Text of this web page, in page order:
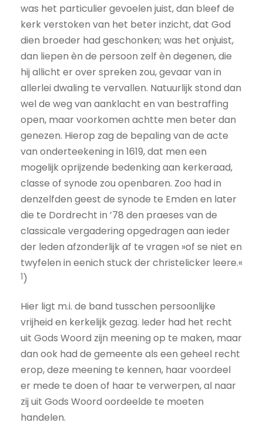
was het particulier gevoelen juist, dan bleef de
kerk verstoken van het beter inzicht, dat God
dien broeder had geschonken; was het onjuist,
dan liepen èn de persoon zelf èn degenen, die
hij allicht er over spreken zou, gevaar van in
allerlei dwaling te vervallen. Natuurlijk stond dan
wel de weg van aanklacht en van bestraf­fing
open, maar voorkomen achtte men beter dan
genezen. Hierop zag de bepaling van de acte
van onderteekening in 1619, dat men een
mogelijk oprijzende bedenking aan kerkeraad,
classe of synode zou openbaren. Zoo had in
denzelfden geest de synode te Emden en later
die te Dordrecht in ’78 den praeses van de
classicale vergadering opgedragen aan ieder
der leden afzonderlijk af te vragen »of se niet en
twyfelen in eenich stuck der christelicker leere.«
1)
Hier ligt m.i. de band tusschen persoonlijke
vrijheid en kerkelijk gezag. Ieder had het recht
uit Gods Woord zijn meening op te maken, maar
dan ook had de gemeente als een geheel recht
erop, deze meening te kennen, haar voordeel
er mede te doen of haar te verwerpen, al naar
zij uit Gods Woord oordeelde te moeten
handelen.